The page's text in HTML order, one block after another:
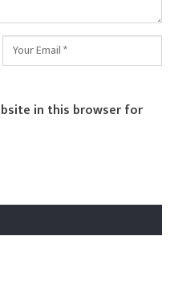
in this browser for